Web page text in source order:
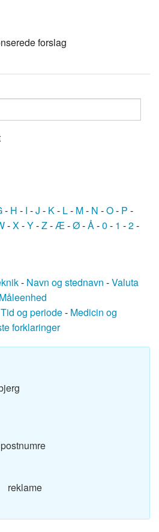
forslag
- H - I -J - K- L- M- N -O- P -
-X-Y-Z-Æ-Ø-Å-0 - 1 -2-
- Navn og stednavn -Valuta
Måleenhed
Tid og periode- Medicin og
forklaringer
reklame